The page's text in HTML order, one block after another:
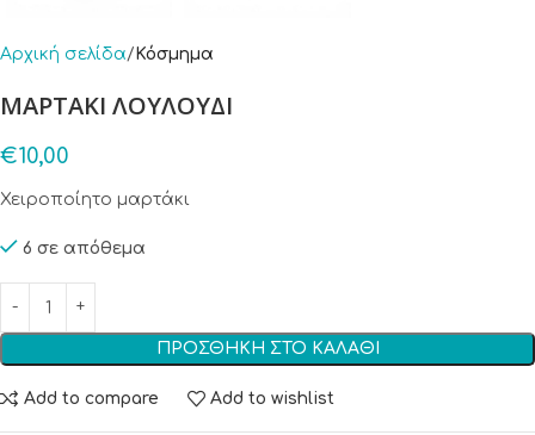
Αρχική σελίδα Κόσμημα
ΜΑΡΤΑΚΙ ΛΟΥΛΟΥΔΙ
€10,00
Χειροποίητο μαρτάκι
6 σε απόθεμα
ΠΡΟΣΘΉΚΗ ΣΤΟ ΚΑΛΆΘΙ
Add to compare Add to wishlist